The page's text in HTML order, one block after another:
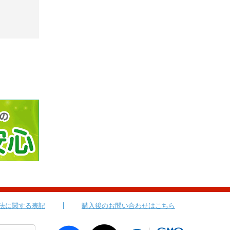
に関する表記 購入後のお問い合わせはこちら